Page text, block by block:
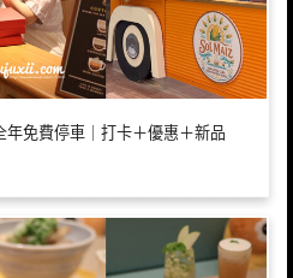
免費停車｜打卡＋優惠＋新品